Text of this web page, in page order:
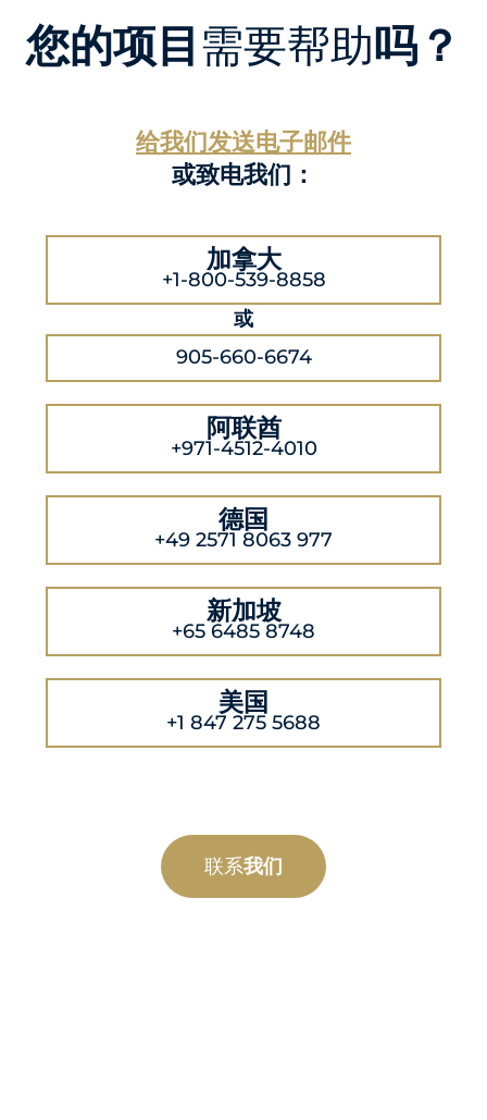
您的项目需要帮助吗？
给我们发送电子邮件
或致电我们：
加拿大
+1-800-539-8858
或
905-660-6674
阿联酋
+971-4512-4010
德国
+49 2571 8063 977
新加坡
+65 6485 8748
美国
+1 847 275 5688
联系我们